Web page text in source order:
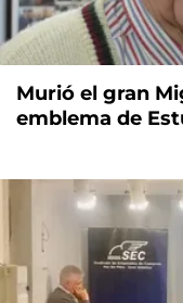
Murió el gran
emblema de